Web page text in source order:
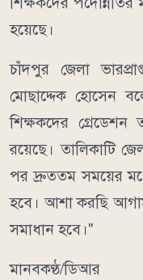
হয়েছে।
চাঁদপুর জেলা
মোছাদ্দেক হোসেন
শিক্ষকদের গ্রেডেশন
রয়েছে। তালিকাটি
পর দ্রুততম সময়ের
হবে। আশা করছি
সমাধান হবে।"
মানবকণ্ঠ/ডিআর